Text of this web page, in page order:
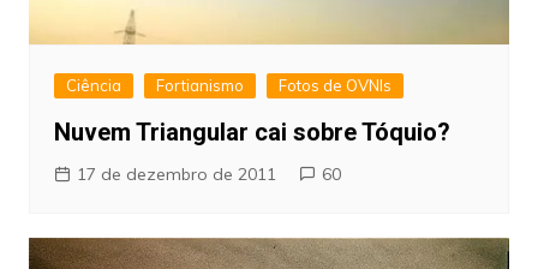
Ciência Fortianismo Fotos de OVNIs
Nuvem Triangular cai sobre Tóquio?
17 de dezembro de 2011 60